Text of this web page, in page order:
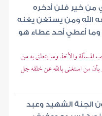
من خير فلن أدخره
ومن يستغن يغنه
وما أعطي أحد عطاء هو
والأخذ وما يتعلق به من
بأن من استغنى بالله عن خلقه جل
الجنة الشهيد وعبد